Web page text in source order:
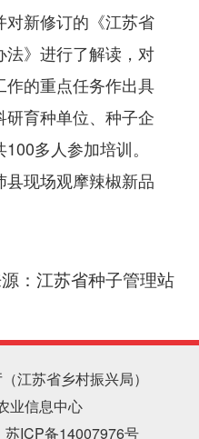
对新修订的《江苏省
》进行了解读，对
的重点任务作出具
育种单位、种子企
多人参加培训。
现场观摩辣椒新品
：江苏省种子管理站
江苏省乡村振兴局）
业信息中心
苏ICP备14007976号